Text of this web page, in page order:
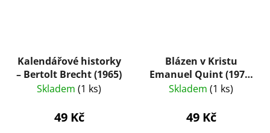
Kalendářové historky
– Bertolt Brecht (1965)
Skladem (1 ks)
49 Kč
Blázen v Kristu
Emanuel Quint (1975)
– Gerhart
Skladem (1 ks)
49 Kč